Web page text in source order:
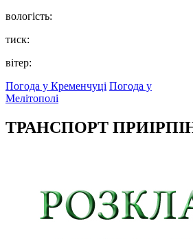
вологість:
тиск:
вітер:
Погода у Кременчуці Погода у
Мелітополі
ТРАНСПОРТ